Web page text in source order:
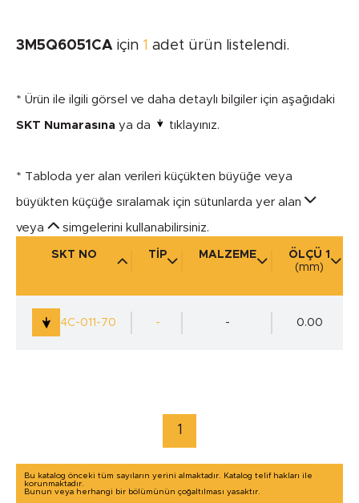
SEGMENT
3M5Q6051CA için 1 adet ürün listelendi.
* Ürün ile ilgili görsel ve daha detaylı bilgiler için aşağıdaki
SKT Numarasına ya da tıklayınız.
* Tabloda yer alan verileri küçükten büyüğe veya
büyükten küçüğe sıralamak için sütunlarda yer alan
veya simgelerini kullanabilirsiniz.
SKT NO TİP MALZEME
ÖLÇÜ 1
(mm)
4C-011-70
- - 0.00
1
Bu katalog önceki tüm sayıların yerini almaktadır. Katalog telif hakları ile
korunmaktadır.
Bunun veya herhangi bir bölümünün çoğaltılması yasaktır.